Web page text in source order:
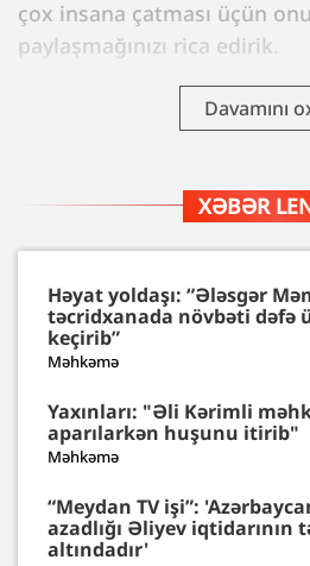
çox insana çatması üçün
paylaşmağınızı rica edirik.
Davamını
XƏBƏR
Həyat yoldaşı: “Ələsgər
təcridxanada növbəti dəfə
keçirib”
Məhkəmə
Yaxınları: "Əli Kərimli
aparılarkən huşunu itirib"
Məhkəmə
“Meydan TV işi”:
azadlığı Əliyev iqtidarının
altındadır'